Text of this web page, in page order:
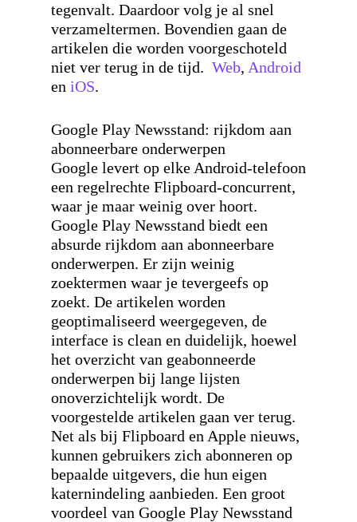
tegenvalt. Daardoor volg je al snel
verzameltermen. Bovendien gaan de
artikelen die worden voorgeschoteld
niet ver terug in de tijd. Web, Android
en iOS.
Google Play Newsstand: rijkdom aan
abonneerbare onderwerpen
Google levert op elke Android-telefoon
een regelrechte Flipboard-concurrent,
waar je maar weinig over hoort.
Google Play Newsstand biedt een
absurde rijkdom aan abonneerbare
onderwerpen. Er zijn weinig
zoektermen waar je tevergeefs op
zoekt. De artikelen worden
geoptimaliseerd weergegeven, de
interface is clean en duidelijk, hoewel
het overzicht van geabonneerde
onderwerpen bij lange lijsten
onoverzichtelijk wordt. De
voorgestelde artikelen gaan ver terug.
Net als bij Flipboard en Apple nieuws,
kunnen gebruikers zich abonneren op
bepaalde uitgevers, die hun eigen
katernindeling aanbieden. Een groot
voordeel van Google Play Newsstand